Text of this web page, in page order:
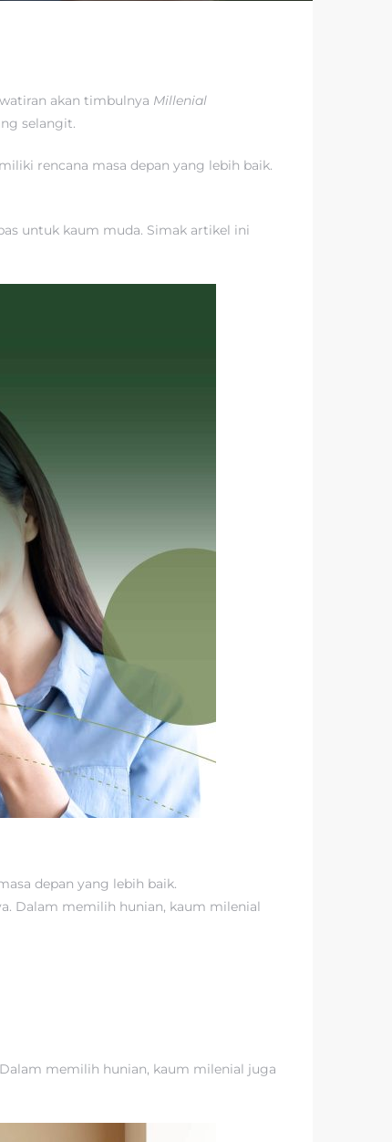
akan timbulnya Millenial
selangit.
rencana masa depan yang lebih baik.
untuk kaum muda. Simak artikel ini
depan yang lebih baik.
Dalam memilih hunian, kaum milenial
memilih hunian, kaum milenial juga